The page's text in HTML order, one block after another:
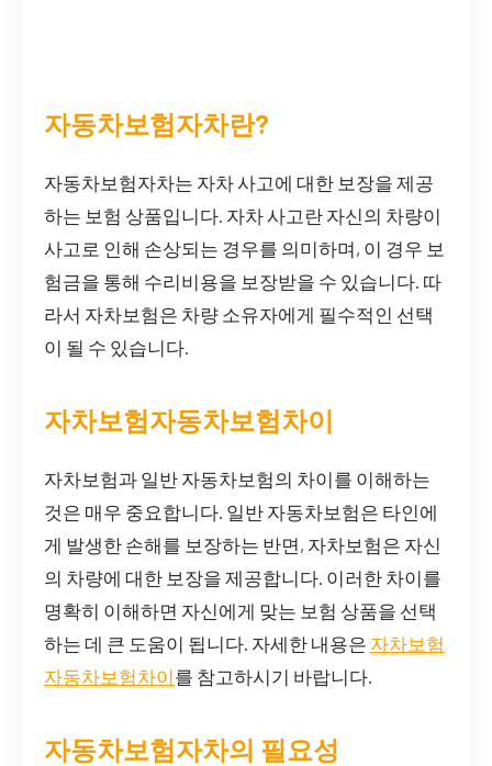
자동차보험자차란?
자동차보험자차는 자차 사고에 대한 보장을 제공
하는 보험 상품입니다. 자차 사고란 자신의 차량이
사고로 인해 손상되는 경우를 의미하며, 이 경우 보
험금을 통해 수리비용을 보장받을 수 있습니다. 따
라서 자차보험은 차량 소유자에게 필수적인 선택
이 될 수 있습니다.
자차보험자동차보험차이
자차보험과 일반 자동차보험의 차이를 이해하는
것은 매우 중요합니다. 일반 자동차보험은 타인에
게 발생한 손해를 보장하는 반면, 자차보험은 자신
의 차량에 대한 보장을 제공합니다. 이러한 차이를
명확히 이해하면 자신에게 맞는 보험 상품을 선택
하는 데 큰 도움이 됩니다. 자세한 내용은 자차보험
자동차보험차이를 참고하시기 바랍니다.
자동차보험자차의 필요성